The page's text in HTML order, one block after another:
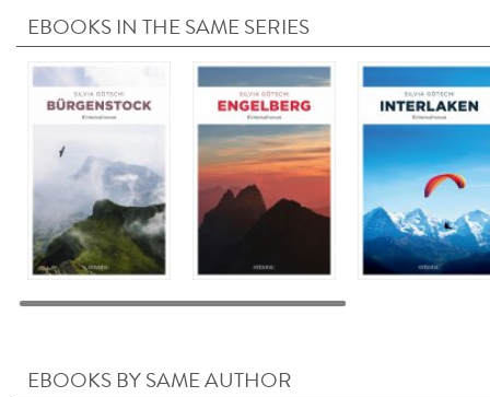
EBOOKS IN THE SAME SERIES
EBOOKS BY SAME AUTHOR